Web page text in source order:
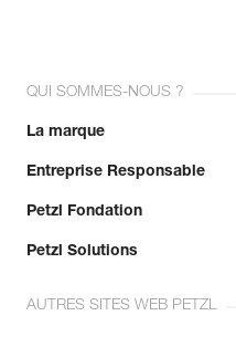
QUI SOMMES-NOUS ?
La marque
Entreprise Responsable
Petzl Fondation
Petzl Solutions
AUTRES SITES WEB PETZL